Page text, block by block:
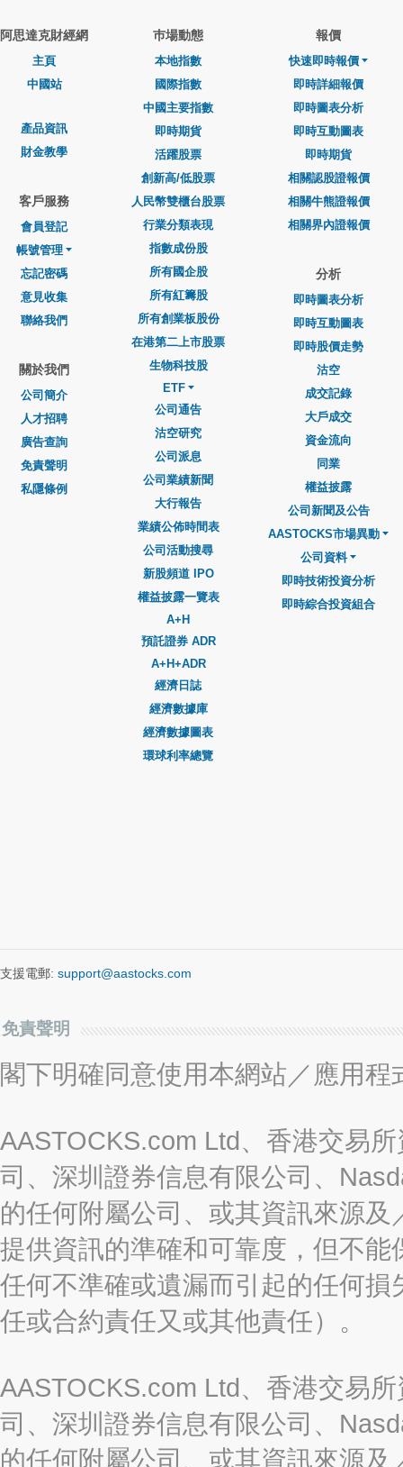
阿思達克財經網
主頁
中國站
產品資訊
財金教學
客戶服務
會員登記
帳號管理
忘記密碼
意見收集
聯絡我們
關於我們
公司簡介
人才招聘
廣告查詢
免責聲明
私隱條例
巿場動態
本地指數
國際指數
中國主要指數
即時期貨
活躍股票
創新高/低股票
人民幣雙櫃台股票
行業分類表現
指數成份股
所有國企股
所有紅籌股
所有創業板股份
在港第二上市股票
生物科技股
ETF
公司通告
沽空研究
公司派息
公司業績新聞
大行報告
業績公佈時間表
公司活動搜尋
新股頻道 IPO
權益披露一覽表
A+H
預託證券 ADR
A+H+ADR
經濟日誌
經濟數據庫
經濟數據圖表
環球利率總覽
報價
快速即時報價
即時詳細報價
即時圖表分析
即時互動圖表
即時期貨
相關認股證報價
相關牛熊證報價
相關界內證報價
分析
即時圖表分析
即時互動圖表
即時股價走勢
沽空
成交記錄
大戶成交
資金流向
同業
權益披露
公司新聞及公告
AASTOCKS市場異動
公司資料
即時技術投資分析
即時綜合投資組合
支援電郵: support@aastocks.com
免責聲明
閣下明確同意使用本網站／應用
AASTOCKS.com Ltd、香港交易
司、深圳證券信息有限公司、
的任何附屬公司、或其資訊來源
提供資訊的準確和可靠度，但不
任何不準確或遺漏而引起的任何
任或合約責任又或其他責任）。
AASTOCKS.com Ltd、香港交易
司、深圳證券信息有限公司、
的任何附屬公司、或其資訊來源